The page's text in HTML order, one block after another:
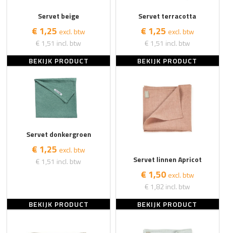
Servet beige
€ 1,25 excl. btw
€ 1,51 incl. btw
BEKIJK PRODUCT
Servet terracotta
€ 1,25 excl. btw
€ 1,51 incl. btw
BEKIJK PRODUCT
Servet donkergroen
€ 1,25 excl. btw
€ 1,51 incl. btw
BEKIJK PRODUCT
Servet linnen Apricot
€ 1,50 excl. btw
€ 1,82 incl. btw
BEKIJK PRODUCT